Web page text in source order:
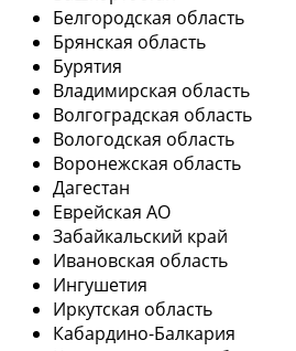
Белгородская область
Брянская область
Бурятия
Владимирская область
Волгоградская область
Вологодская область
Воронежская область
Дагестан
Еврейская АО
Забайкальский край
Ивановская область
Ингушетия
Иркутская область
Кабардино-Балкария